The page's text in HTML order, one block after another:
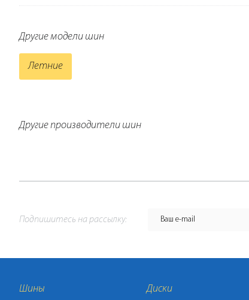
Другие модели шин
Летние
Другие производители шин
Подпишитесь на рассылку:
Шины Диски